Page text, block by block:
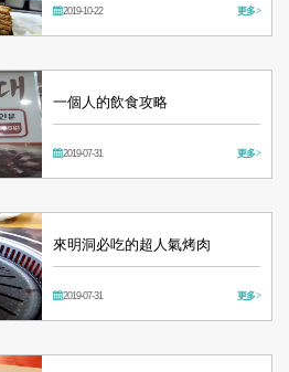
2019-10-22 更多 >
一個人的飲食攻略
2019-07-31 更多 >
來明洞必吃的超人氣烤肉
2019-07-31 更多 >